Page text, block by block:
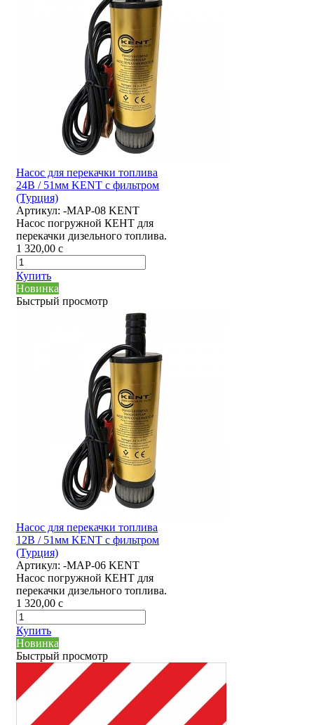
Насос для перекачки топлива
24В / 51мм KENT с фильтром
(Турция)
Артикул: -MAP-08 KENT
Насос погружной КЕНТ для
перекачки дизельного топлива.
1 320,00 c
Купить
Новинка
Быстрый просмотр
Насос для перекачки топлива
12В / 51мм KENT с фильтром
(Турция)
Артикул: -MAP-06 KENT
Насос погружной КЕНТ для
перекачки дизельного топлива.
1 320,00 c
Купить
Новинка
Быстрый просмотр